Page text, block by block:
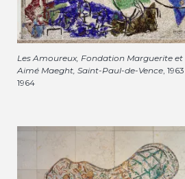
Les Amoureux, Fondation Marguerite et
Aimé Maeght, Saint-Paul-de-Vence,
1964